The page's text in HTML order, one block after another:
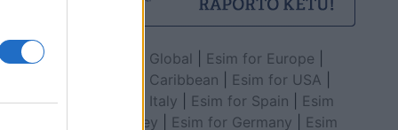
Esim for Global Esim for Europe
Esim for Caribbean
Esim for USA
Esim for Italy
Esim for Spain
Esim
for Turkey
Esim for Germany
Esim